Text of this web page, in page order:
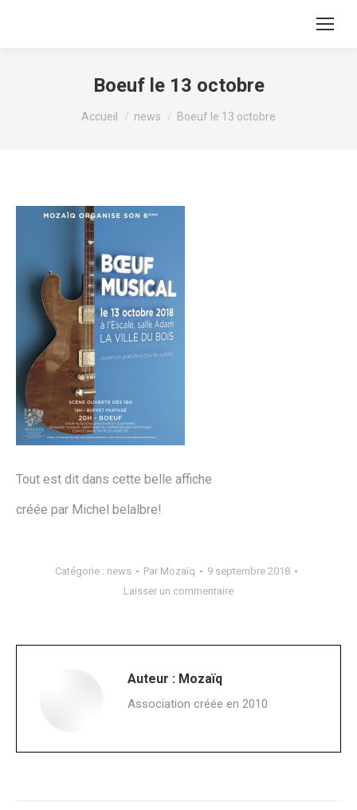
Recherche
Boeuf le 13 octobre
Vous êtes ici :
Accueil news Boeuf le 13 octobre
Tout est dit dans cette belle affiche
créée par Michel belalbre!
Catégorie : news Par Mozaïq
9 septembre 2018
Laisser un commentaire
Auteur : Mozaïq
Association créée en 2010